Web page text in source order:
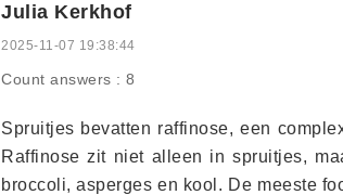
Julia Kerkhof
2025-11-07 19:38:44
Count answers : 8
Spruitjes bevatten raffinose, een
Raffinose zit niet alleen in spruitjes,
broccoli, asperges en kool. De meeste